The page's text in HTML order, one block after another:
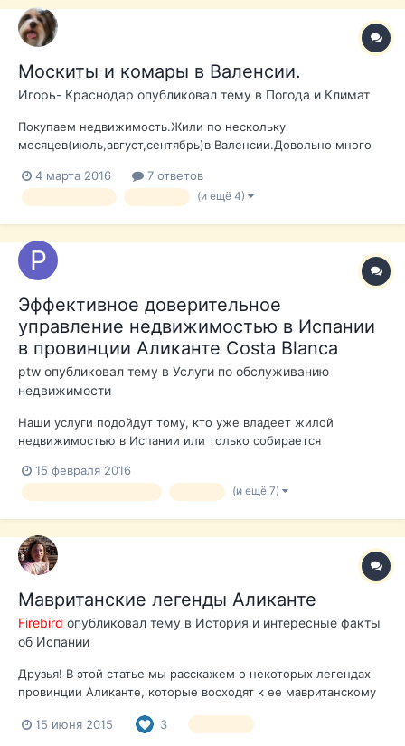
Москиты и комары в Валенсии.
Игорь- Краснодар опубликовал тему в Погода и Климат
Покупаем недвижимость.Жили по нескольку
месяцев(июль,август,сентябрь)в Валенсии.Довольно много
щелями(плюс кондюк).А вот от более мелких москитов
спасения нет,пробираются во все щели,под одежду.Утром
4 марта 2016 7 ответов
(и ещё 4)
Эффективное доверительное
управление недвижимостью в Испании
в провинции Аликанте Costa Blanca
ptw опубликовал тему в Услуги по обслуживанию
недвижимости
Наши услуги подойдут тому, кто уже владеет жилой
недвижимостью в Испании или только собирается
этом желает получать регулярный доход в твердой валюте,
от сдачи в аренду своей недвижимости (что на сегодняшний
15 февраля 2016
(и ещё 7)
Мавританские легенды Аликанте
Firebird опубликовал тему в История и интересные факты
об Испании
Друзья! В этой статье мы расскажем о некоторых легендах
провинции Аликанте, которые восходят к ее мавританскому
15 июня 2015
3